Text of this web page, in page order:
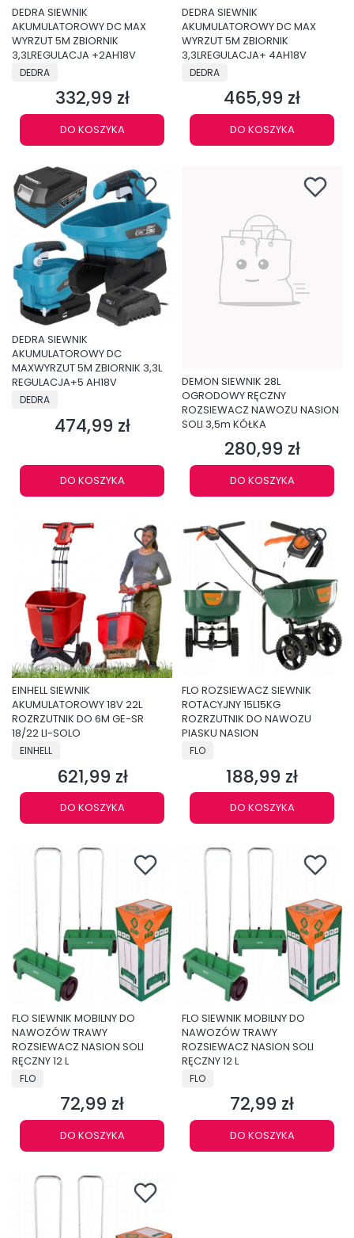
DEDRA SIEWNIK
AKUMULATOROWY DC MAX
WYRZUT 5M ZBIORNIK
3,3LREGULACJA +2AH18V
PRODUCENT
DEDRA
Cena
332,99 zł
DO KOSZYKA
DEDRA SIEWNIK
AKUMULATOROWY DC MAX
WYRZUT 5M ZBIORNIK
3,3LREGULACJA+ 4AH18V
PRODUCENT
DEDRA
Cena
465,99 zł
DO KOSZYKA
DEDRA SIEWNIK
AKUMULATOROWY DC
MAXWYRZUT 5M ZBIORNIK 3,3L
REGULACJA+5 AH18V
PRODUCENT
DEDRA
Cena
474,99 zł
DO KOSZYKA
DEMON SIEWNIK 28L
OGRODOWY RĘCZNY
ROZSIEWACZ NAWOZU NASION
SOLI 3,5m KÓŁKA
Cena
280,99 zł
DO KOSZYKA
EINHELL SIEWNIK
AKUMULATOROWY 18V 22L
ROZRZUTNIK DO 6M GE-SR
18/22 LI-SOLO
PRODUCENT
EINHELL
Cena
621,99 zł
DO KOSZYKA
FLO ROZSIEWACZ SIEWNIK
ROTACYJNY 15L15KG
ROZRZUTNIK DO NAWOZU
PIASKU NASION
PRODUCENT
FLO
Cena
188,99 zł
DO KOSZYKA
FLO SIEWNIK MOBILNY DO
NAWOZÓW TRAWY
ROZSIEWACZ NASION SOLI
RĘCZNY 12 L
PRODUCENT
FLO
Cena
72,99 zł
DO KOSZYKA
FLO SIEWNIK MOBILNY DO
NAWOZÓW TRAWY
ROZSIEWACZ NASION SOLI
RĘCZNY 12 L
PRODUCENT
FLO
Cena
72,99 zł
DO KOSZYKA